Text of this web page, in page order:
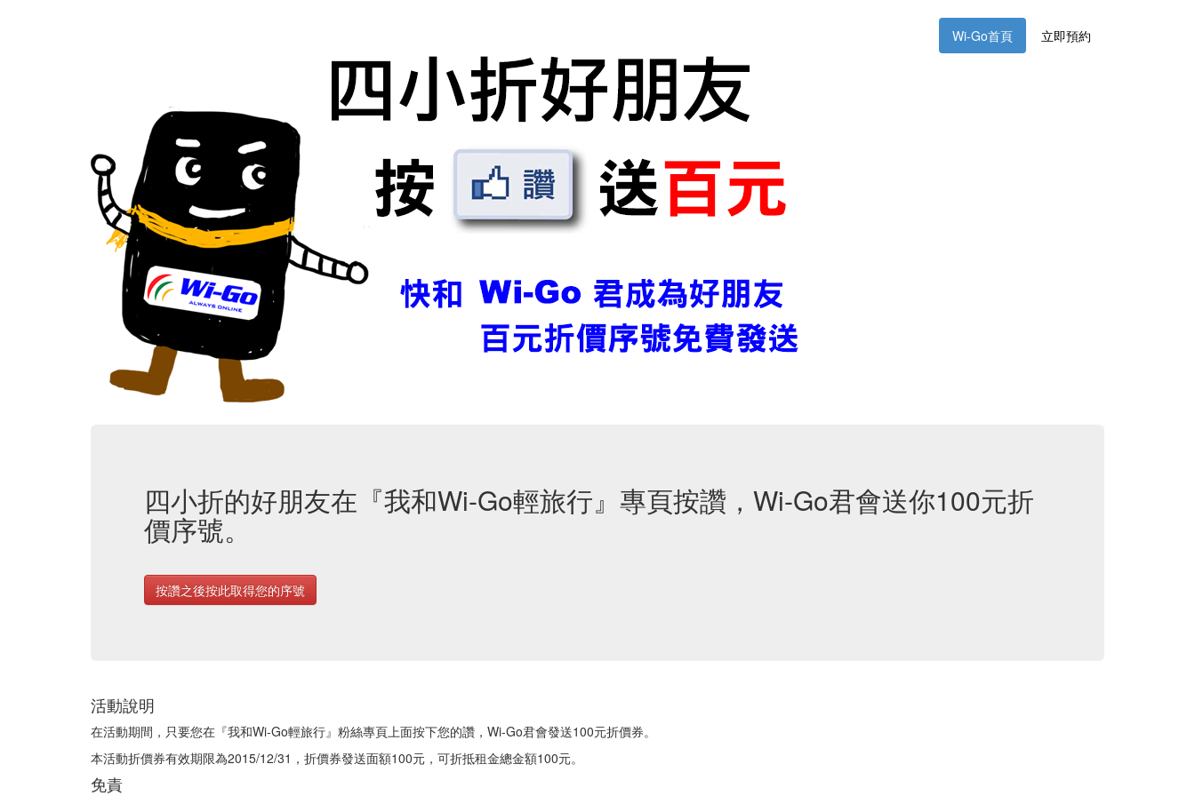
Wi-Go首頁 立即預約
四小折的好朋友在『我和Wi-Go輕旅行』專頁按讚，Wi-Go君會送你100元折
價序號。
按讚之後按此取得您的序號
活動說明
在活動期間，只要您在『我和Wi-Go輕旅行』粉絲專頁上面按下您的讚，Wi-Go君會發送100元折價券。
本活動折價券有效期限為2015/12/31，折價券發送面額100元，可折抵租金總金額100元。
免責